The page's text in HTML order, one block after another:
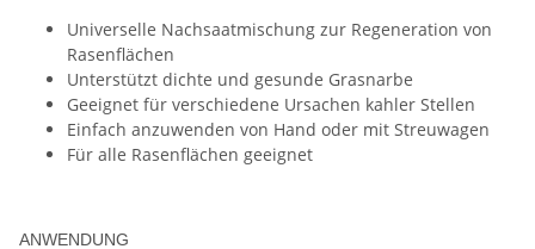
Universelle Nachsaatmischung zur Regeneration von
Rasenflächen
Unterstützt dichte und gesunde Grasnarbe
Geeignet für verschiedene Ursachen kahler Stellen
Einfach anzuwenden von Hand oder mit Streuwagen
Für alle Rasenflächen geeignet
ANWENDUNG